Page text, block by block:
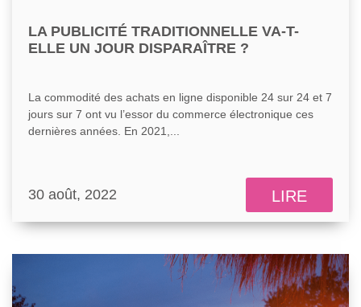
LA PUBLICITÉ TRADITIONNELLE VA-T-
ELLE UN JOUR DISPARAÎTRE ?
La commodité des achats en ligne disponible 24 sur 24 et 7
jours sur 7 ont vu l’essor du commerce électronique ces
dernières années. En 2021,...
30 août, 2022 LIRE